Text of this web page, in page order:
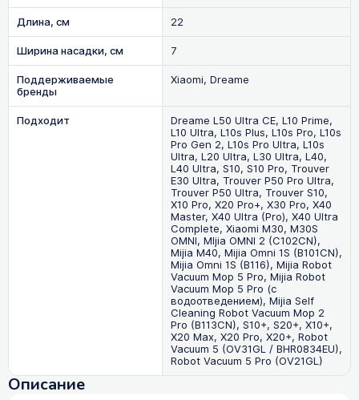
Длина, см
22
Ширина насадки, см
7
Поддерживаемые
бренды
Xiaomi, Dreame
Подходит Dreame L50 Ultra CE, L10 Prime,
L10 Ultra, L10s Plus, L10s Pro, L10s
Pro Gen 2, L10s Pro Ultra, L10s
Ultra, L20 Ultra, L30 Ultra, L40,
L40 Ultra, S10, S10 Pro, Trouver
E30 Ultra, Trouver P50 Pro Ultra,
Trouver P50 Ultra, Trouver S10,
X10 Pro, X20 Pro+, X30 Pro, X40
Master, X40 Ultra (Pro), X40 Ultra
Complete, Xiaomi M30, M30S
OMNI, MIjia OMNI 2 (C102CN),
Mijia M40, Mijia Omni 1S (B101CN),
Mijia Omni 1S (B116), Mijia Robot
Vacuum Mop 5 Pro, Mijia Robot
Vacuum Mop 5 Pro (с
водоотведением), Mijia Self
Cleaning Robot Vacuum Mop 2
Pro (B113CN), S10+, S20+, X10+,
X20 Max, X20 Pro, X20+, Robot
Vacuum 5 (OV31GL / BHR0834EU),
Robot Vacuum 5 Pro (OV21GL)
Описание